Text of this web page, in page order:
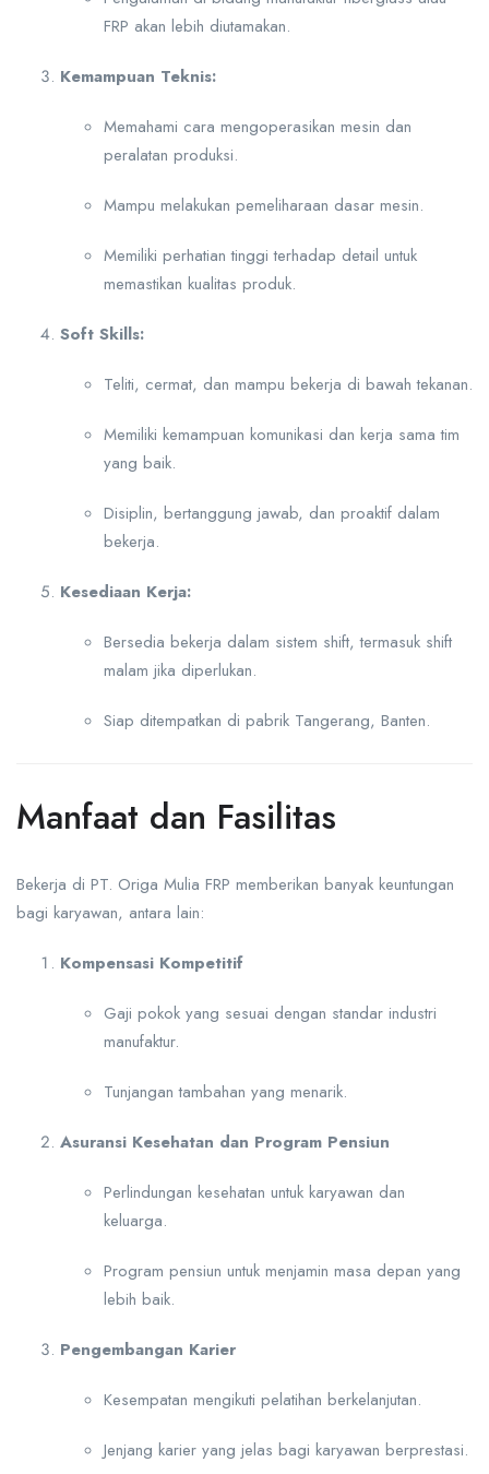
FRP akan lebih diutamakan.
Kemampuan Teknis:
Memahami cara mengoperasikan mesin dan
peralatan produksi.
Mampu melakukan pemeliharaan dasar mesin.
Memiliki perhatian tinggi terhadap detail untuk
memastikan kualitas produk.
Soft Skills:
Teliti, cermat, dan mampu bekerja di bawah tekanan.
Memiliki kemampuan komunikasi dan kerja sama tim
yang baik.
Disiplin, bertanggung jawab, dan proaktif dalam
bekerja.
Kesediaan Kerja:
Bersedia bekerja dalam sistem shift, termasuk shift
malam jika diperlukan.
Siap ditempatkan di pabrik Tangerang, Banten.
Manfaat dan Fasilitas
Bekerja di PT. Origa Mulia FRP memberikan banyak keuntungan
bagi karyawan, antara lain:
Kompensasi Kompetitif
Gaji pokok yang sesuai dengan standar industri
manufaktur.
Tunjangan tambahan yang menarik.
Asuransi Kesehatan dan Program Pensiun
Perlindungan kesehatan untuk karyawan dan
keluarga.
Program pensiun untuk menjamin masa depan yang
lebih baik.
Pengembangan Karier
Kesempatan mengikuti pelatihan berkelanjutan.
Jenjang karier yang jelas bagi karyawan berprestasi.